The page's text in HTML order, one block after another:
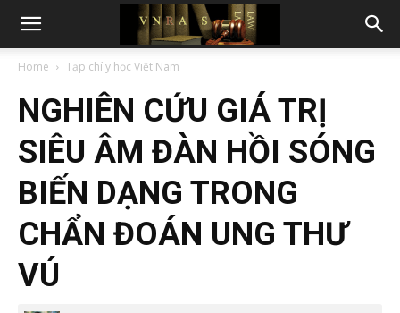
Home Tạp chí y học Việt Nam
NGHIÊN CỨU GIÁ TRỊ
SIÊU ÂM ĐÀN HỒI SÓNG
BIẾN DẠNG TRONG
CHẨN ĐOÁN UNG THƯ
VÚ